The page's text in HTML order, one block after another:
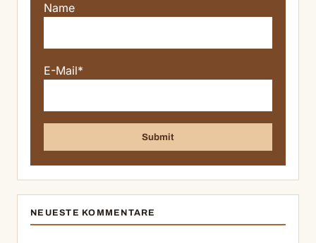
Name
E-Mail*
NEUESTE KOMMENTARE